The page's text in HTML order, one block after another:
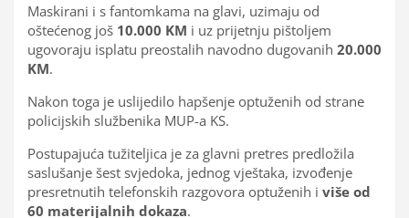
Maskirani i s fantomkama na glavi, uzimaju od
oštećenog još 10.000 KM i uz prijetnju pištoljem
ugovoraju isplatu preostalih navodno dugovanih 20.000
KM.
Nakon toga je uslijedilo hapšenje optuženih od strane
policijskih službenika MUP-a KS.
Postupajuća tužiteljica je za glavni pretres predložila
saslušanje šest svjedoka, jednog vještaka, izvođenje
presretnutih telefonskih razgovora optuženih i više od
60 materijalnih dokaza.